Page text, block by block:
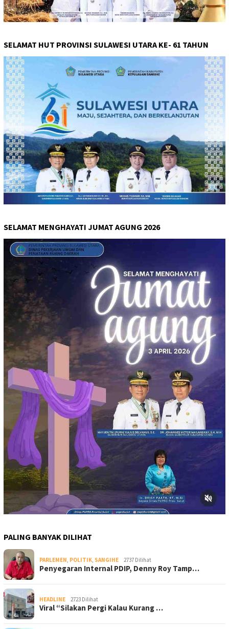
SELAMAT HUT PROVINSI SULAWESI UTARA KE- 61 TAHUN
SELAMAT MENGHAYATI JUMAT AGUNG 2026
PALING BANYAK DILIHAT
PARLEMEN, POLITIK, SANGIHE 2737 Dilihat
Penyegaran Internal PDIP, Denny Roy Tamp…
HEADLINE 2723 Dilihat
Viral “Silakan Pergi Kalau Kurang …